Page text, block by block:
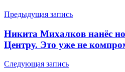
Навигация
по
записям
Предыдущая запись
Никита Михалков нанёс
Центру. Это уже не
Следующая запись